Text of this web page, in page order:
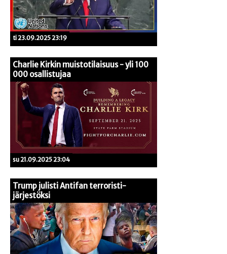
ti 23.09.2025 23:19
Charlie Kirkin muistotilaisuus - yli 100
000 osallistujaa
su 21.09.2025 23:04
Trump julisti Antifan terroristi-
järjestöksi